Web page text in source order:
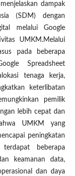
dampak
(SDM) dengan
melalui Google
UMKM.Melalui
pada beberapa
Spreadsheet
tenaga kerja,
keterlibatan
pemilik
lebih cepat dan
UMKM yang
peningkatan
beberapa
keamanan data,
dan daya